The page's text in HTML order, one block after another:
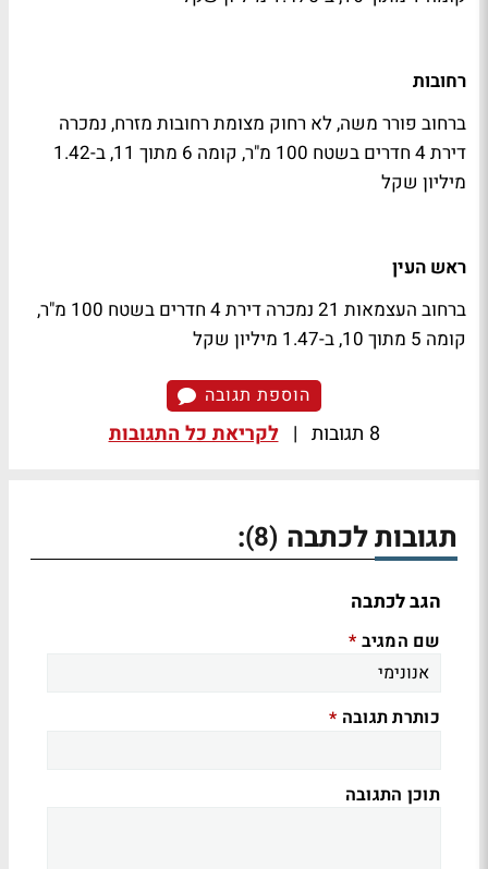
רחובות
ברחוב פורר משה, לא רחוק מצומת רחובות מזרח, נמכרה
דירת 4 חדרים בשטח 100 מ"ר, קומה 6 מתוך 11, ב-1.42
מיליון שקל
ראש העין
ברחוב העצמאות 21 נמכרה דירת 4 חדרים בשטח 100 מ"ר,
קומה 5 מתוך 10, ב-1.47 מיליון שקל
הוספת תגובה
8 תגובות | לקריאת כל התגובות
תגובות לכתבה (8)
:
הגב לכתבה
שם המגיב *
כותרת תגובה *
תוכן התגובה